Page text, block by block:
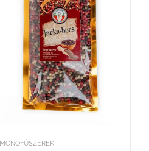
MONOFŰSZEREK